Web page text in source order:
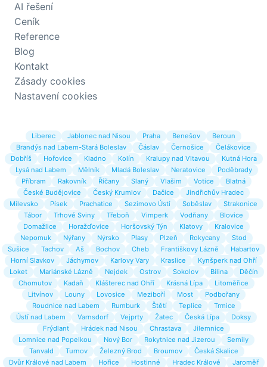
AI řešení
Ceník
Reference
Blog
Kontakt
Zásady cookies
Nastavení cookies
Liberec Jablonec nad Nisou Praha Benešov
Beroun
Brandýs nad Labem-Stará Boleslav
Čáslav Černošice
Čelákovice
Dobříš
Hořovice Kladno Kolín Kralupy nad Vltavou
Kutná Hora
Lysá nad Labem
Mělník Mladá Boleslav Neratovice
Poděbrady
Příbram
Rakovník Říčany Slaný Vlašim Votice
Blatná
České Budějovice
Český Krumlov Dačice
Jindřichův Hradec
Milevsko
Písek Prachatice Sezimovo Ústí Soběslav
Strakonice
Tábor
Trhové Sviny Třeboň Vimperk Vodňany
Blovice
Domažlice
Horažďovice Horšovský Týn Klatovy
Kralovice
Nepomuk
Nýřany Nýrsko Plasy Plzeň Rokycany
Stod
Sušice
Tachov Aš Bochov Cheb Františkovy Lázně
Habartov
Horní Slavkov
Jáchymov Karlovy Vary Kraslice
Kynšperk nad Ohří
Loket
Mariánské Lázně Nejdek Ostrov Sokolov Bílina
Děčín
Chomutov
Kadaň Klášterec nad Ohří Krásná Lípa
Litoměřice
Litvínov
Louny Lovosice Meziboří Most
Podbořany
Roudnice nad Labem
Rumburk Štětí Teplice
Trmice
Ústí nad Labem
Varnsdorf Vejprty Žatec Česká Lípa
Doksy
Frýdlant
Hrádek nad Nisou Chrastava
Jilemnice
Lomnice nad Popelkou
Nový Bor Rokytnice nad Jizerou
Semily
Tanvald
Turnov Železný Brod Broumov
Česká Skalice
Dvůr Králové nad Labem
Hořice Hostinné Hradec Králové
Jaroměř